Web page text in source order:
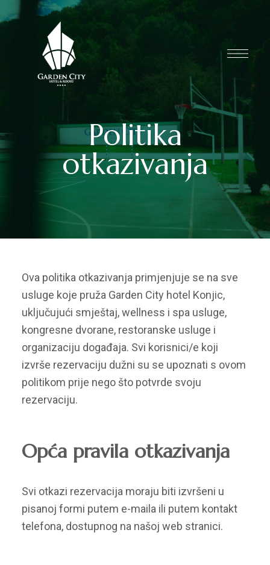
Politika
otkazivanja
Ova politika otkazivanja primjenjuje se na sve
usluge koje pruža Garden City hotel Konjic,
uključujući smještaj, wellness i spa usluge,
kongresne dvorane, restoranske usluge i
organizaciju događaja. Svi korisnici/e koji
izvrše rezervaciju dužni su se upoznati s ovom
politikom prije nego što potvrde svoju
rezervaciju.
Opća pravila otkazivanja
Svi otkazi rezervacija moraju biti izvršeni u
pisanoj formi putem e-maila ili putem kontakt
telefona, dostupnog na našoj web stranici.